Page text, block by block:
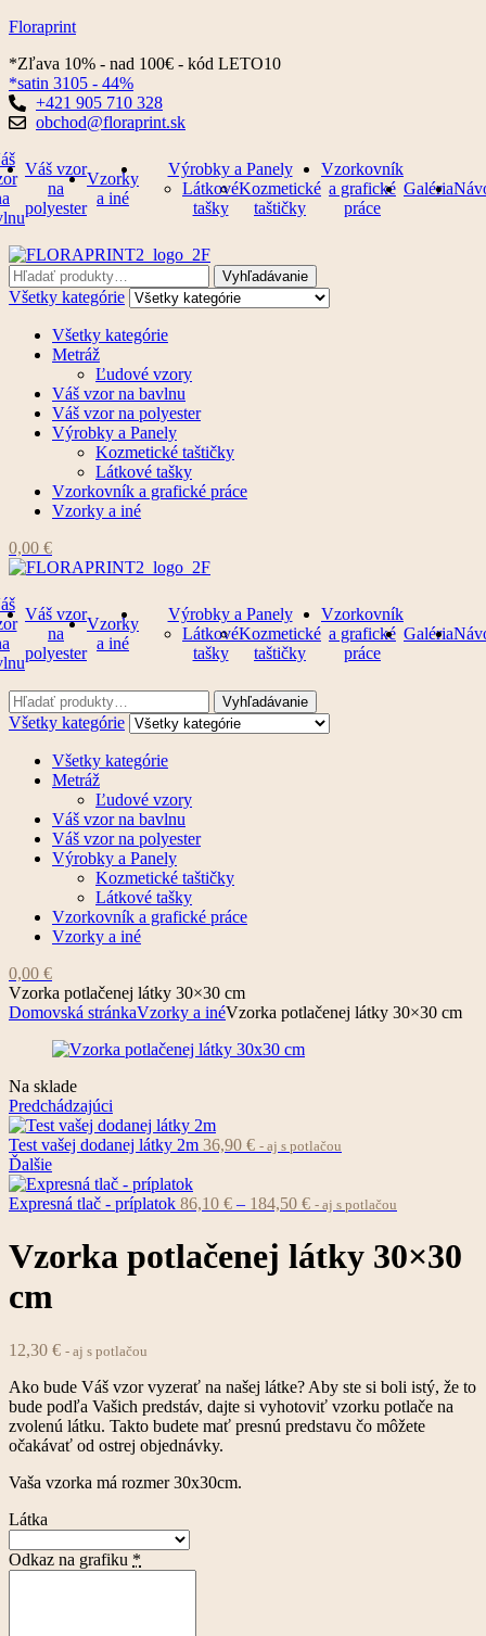
Floraprint
*Zľava 10% - nad 100€ - kód LETO10
*satin 3105 - 44%
+421 905 710 328
obchod@floraprint.sk
Ponuka
Váš vzor
na
polyester
Vzorky
a iné
Výrobky a Panely
Látkové
tašky
Kozmetické
taštičky
Vzorkovník
a grafické
práce
Galéria
Vyhľadajte: Vyhľadávanie
Všetky kategórie
Všetky kategórie
Metráž
Ľudové vzory
Váš vzor na bavlnu
Váš vzor na polyester
Výrobky a Panely
Kozmetické taštičky
Látkové tašky
Vzorkovník a grafické práce
Vzorky a iné
0,00 €
Váš vzor
na
polyester
Vzorky
a iné
Výrobky a Panely
Látkové
tašky
Kozmetické
taštičky
Vzorkovník
a grafické
práce
Galéria
Ponuka
Ponuka
Vyhľadajte: Vyhľadávanie
Všetky kategórie
Všetky kategórie
Metráž
Ľudové vzory
Váš vzor na bavlnu
Váš vzor na polyester
Výrobky a Panely
Kozmetické taštičky
Látkové tašky
Vzorkovník a grafické práce
Vzorky a iné
0,00 €
Vzorka potlačenej látky 30×30 cm
Domovská stránkaVzorky a inéVzorka potlačenej látky 30×30 cm
Dostupnosť:
Na sklade
Predchádzajúci
Test vašej dodanej látky 2m 36,90 € - aj s potlačou
Ďalšie
Expresná tlač - príplatok 86,10 € – 184,50 €Price
86,10 €
through
184,50 €
- aj s potlačou
Vzorka potlačenej látky 30×30
cm
12,30 € - aj s potlačou
Ako bude Váš vzor vyzerať na našej látke? Aby ste si boli istý, že to
bude podľa Vašich predstáv, dajte si vyhotoviť vzorku potlače na
zvolenú látku. Takto budete mať presnú predstavu čo môžete
očakávať od ostrej objednávky.
Vaša vzorka má rozmer 30x30cm.
Látka
Odkaz na grafiku *